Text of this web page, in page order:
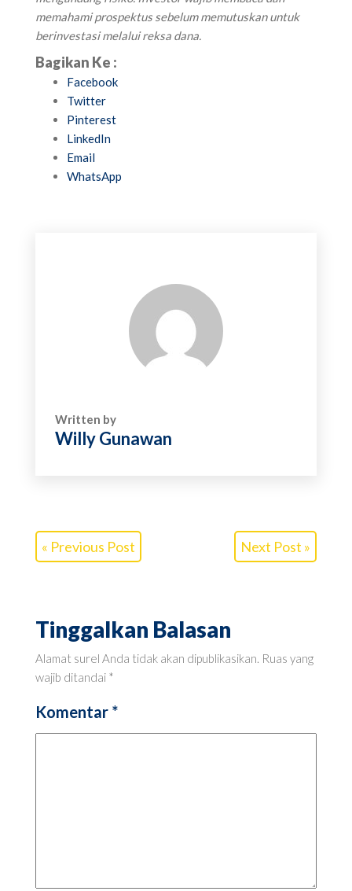
memahami prospektus sebelum memutuskan untuk
berinvestasi melalui reksa dana.
Bagikan Ke :
Facebook
Twitter
Pinterest
LinkedIn
Email
WhatsApp
Written by
Willy Gunawan
« Previous Post Next Post »
Tinggalkan Balasan
Alamat surel Anda tidak akan dipublikasikan. Ruas yang
wajib ditandai *
Komentar *